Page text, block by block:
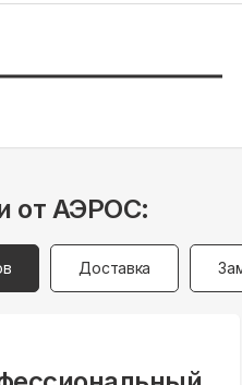
от АЭРОС:
Доставка